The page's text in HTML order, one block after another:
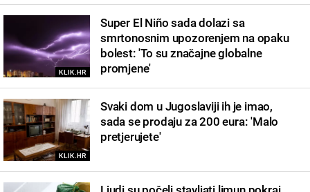
KLIK.HR
Super El Niño sada dolazi sa
smrtonosnim upozorenjem na opaku
bolest: 'To su značajne globalne
promjene'
KLIK.HR
Svaki dom u Jugoslaviji ih je imao,
sada se prodaju za 200 eura: 'Malo
pretjerujete'